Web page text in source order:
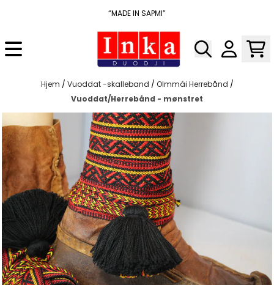
“MADE IN SAPMI”
Hjem / Vuoddat -skalleband / Olmmái Herrebånd /
Vuoddat/Herrebånd - mønstret